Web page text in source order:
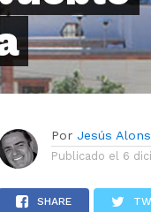
Por Jesús
Publicado el 6
SHARE